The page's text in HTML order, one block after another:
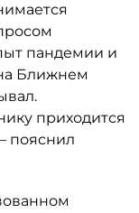
пандемии и
Ближнем
приходится
пояснил